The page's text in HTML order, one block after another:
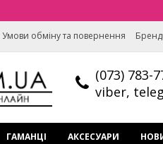
Умови обміну та повернення
(073) 783-
viber,
ГАМАНЦІ АКСЕСУАРИ